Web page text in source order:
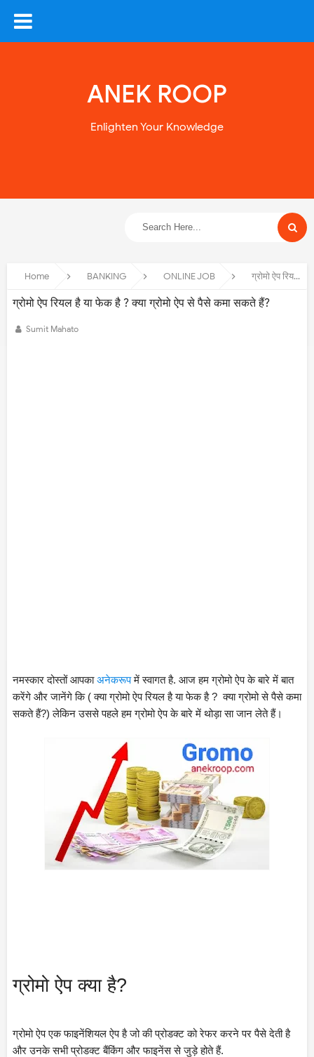
ANEK ROOP
Enlighten Your Knowledge
Home BANKING ONLINE JOB ग्रोमो ऐप रियल है या फेक है ? क्या ग्रोमो ऐप से पैसे कमा सकते हैं?
ग्रोमो ऐप रियल है या फेक है ? क्या ग्रोमो ऐप से पैसे कमा सकते हैं?
Sumit Mahato
नमस्कार दोस्तों आपका अनेकरूप में स्वागत है. आज हम ग्रोमो ऐप के बारे में बात
करेंगे और जानेंगे कि ( क्या ग्रोमो ऐप रियल है या फेक है ?  क्या ग्रोमो से पैसे कमा
सकते हैं?) लेकिन उससे पहले हम ग्रोमो ऐप के बारे में थोड़ा सा जान लेते हैं।
ग्रोमो ऐप क्या है?
ग्रोमो ऐप एक फाइनेंशियल ऐप है जो की प्रोडक्ट को रेफर करने पर पैसे देती है
और उनके सभी प्रोडक्ट बैंकिंग और फाइनेंस से जुड़े होते हैं.